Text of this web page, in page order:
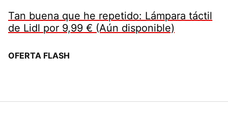
Tan buena que he repetido: Lámpara táctil
de Lidl por 9,99 € (Aún disponible)
OFERTA FLASH